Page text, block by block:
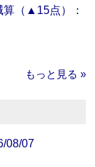
算（▲15点）：
もっと見る »
08/07